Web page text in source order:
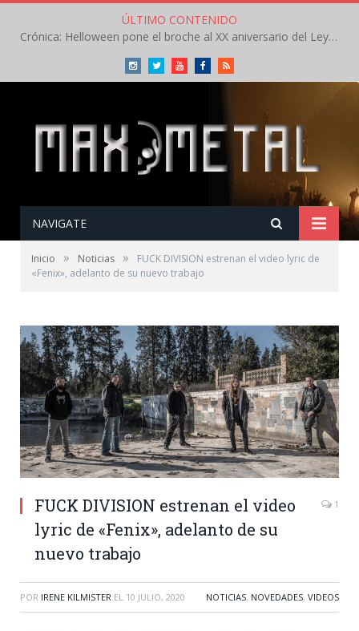
ÚLTIMO CONTENIDO
Crónica: Helloween pone el broche al XX aniversario del Leyendas del Rock – Sábado – Agosto 2026
InstagramTwitterYoutubeFacebookRSS
NAVIGATE
Inicio » Noticias »
FUCK DIVISION estrenan el video lyric de
«Fenix», adelanto de su nuevo trabajo
FUCK DIVISION estrenan el video
lyric de «Fenix», adelanto de su
nuevo trabajo
1
POR IRENE KILMISTER EL 10 JULIO, 2020 NOTICIAS, NOVEDADES, VIDEOS